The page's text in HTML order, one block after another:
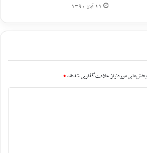
11 آبان 1390
بخش‌های موردنیاز علامت‌گذاری شده‌اند *